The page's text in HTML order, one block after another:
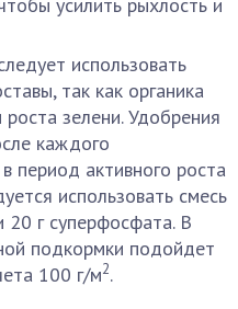
использовать
так как органика
зелени. Удобрения
каждого
период активного роста
использовать смесь
20 г суперфосфата. В
подкормки подойдет
100 г/м2.